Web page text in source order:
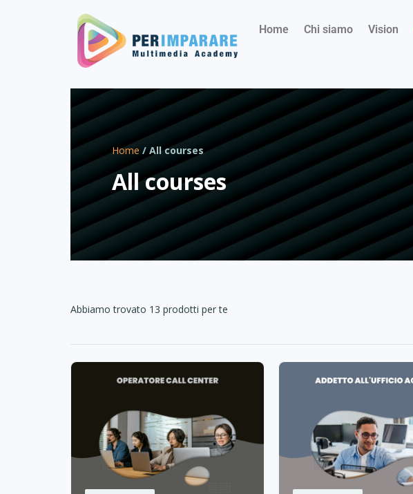
Home Chi siamo Vision
Home / All courses
All courses
Abbiamo trovato 13 prodotti per te